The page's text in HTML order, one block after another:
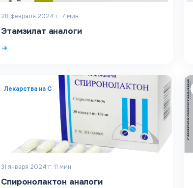
28 февраля 2024 г.·7 мин
Этамзилат аналоги
Лекарства на С
31 января 2024 г.·11 мин
Спиронолактон аналоги